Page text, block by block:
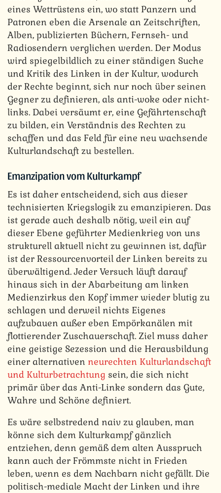
eines Wettrüstens ein, wo statt Panzern und
Patronen eben die Arsenale an Zeitschriften,
Alben, publizierten Büchern, Fernseh- und
Radiosendern verglichen werden. Der Modus
wird spiegelbildlich zu einer ständigen Suche
und Kritik des Linken in der Kultur, wodurch
der Rechte beginnt, sich nur noch über seinen
Gegner zu definieren, als anti-woke oder nicht-
links. Dabei versäumt er, eine Gefährtenschaft
zu bilden, ein Verständnis des Rechten zu
schaffen und das Feld für eine neu wachsende
Kulturlandschaft zu bestellen.
Emanzipation vom Kulturkampf
Es ist daher entscheidend, sich aus dieser
technisierten Kriegslogik zu emanzipieren. Das
ist gerade auch deshalb nötig, weil ein auf
dieser Ebene geführter Medienkrieg von uns
strukturell aktuell nicht zu gewinnen ist, dafür
ist der Ressourcenvorteil der Linken bereits zu
überwältigend. Jeder Versuch läuft darauf
hinaus sich in der Abarbeitung am linken
Medienzirkus den Kopf immer wieder blutig zu
schlagen und derweil nichts Eigenes
aufzubauen außer eben Empörkanälen mit
flottierender Zuschauerschaft. Ziel muss daher
eine geistige Sezession und die Herausbildung
einer alternativen neurechten Kulturlandschaft
und Kulturbetrachtung sein, die sich nicht
primär über das Anti-Linke sondern das Gute,
Wahre und Schöne definiert.
Es wäre selbstredend naiv zu glauben, man
könne sich dem Kulturkampf gänzlich
entziehen, denn gemäß dem alten Ausspruch
kann auch der Frömmste nicht in Frieden
leben, wenn es dem Nachbarn nicht gefällt. Die
politisch-mediale Macht der Linken und ihre